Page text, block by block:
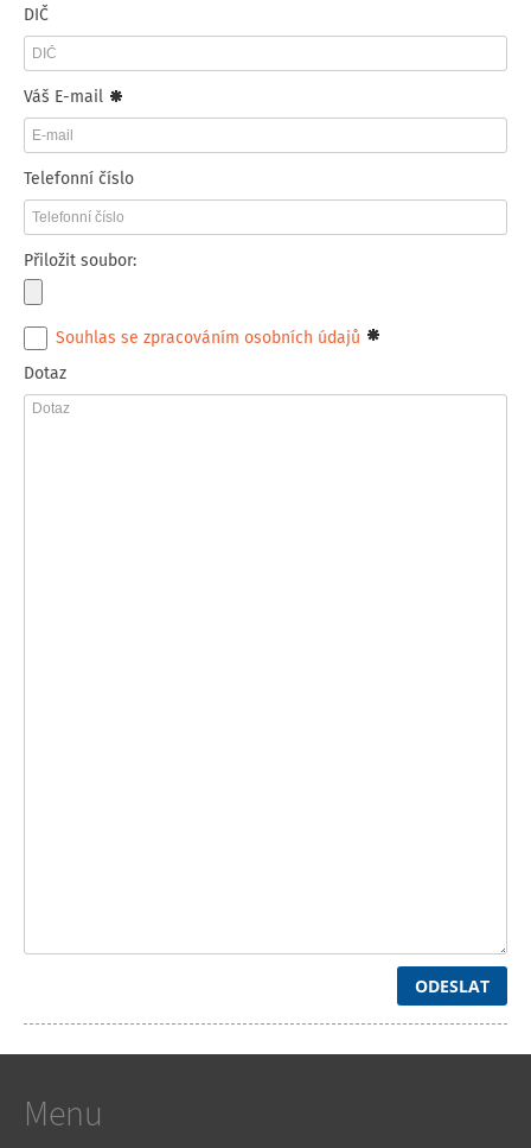
DIČ
Váš E-mail
Telefonní číslo
Přiložit soubor:
Souhlas se zpracováním osobních údajů
Dotaz
ODESLAT
Menu